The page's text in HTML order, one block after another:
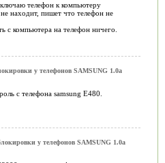
телефон к компьютеру
находит, пишет что телефон не
с компьютера на телефон ничего.
у телефонов SAMSUNG 1.0a
с телефона samsung E480.
у телефонов SAMSUNG 1.0a